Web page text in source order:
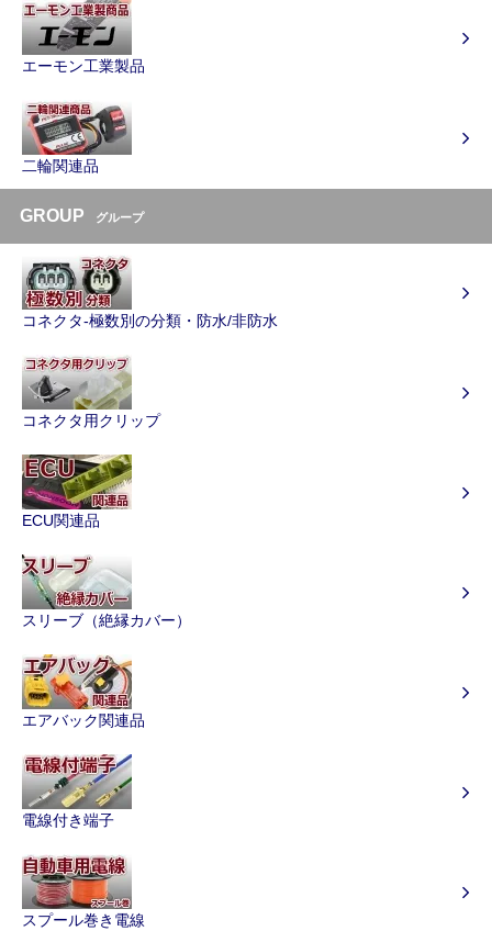
エーモン工業製品
二輪関連品
GROUP グループ
コネクタ-極数別の分類・防水/非防水
コネクタ用クリップ
ECU関連品
スリーブ（絶縁カバー）
エアバック関連品
電線付き端子
スプール巻き電線